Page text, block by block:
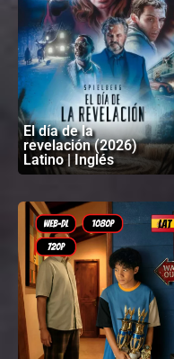
El día de la
revelación (2026)
Latino | Inglés